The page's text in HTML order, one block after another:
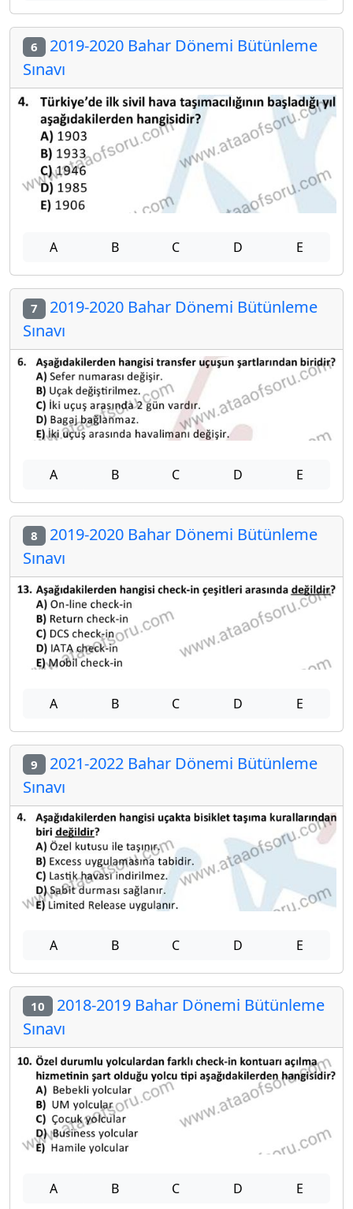
6 2019-2020 Bahar Dönemi Bütünleme
Sınavı
A B C D E
7 2019-2020 Bahar Dönemi Bütünleme
Sınavı
A B C D E
8 2019-2020 Bahar Dönemi Bütünleme
Sınavı
A B C D E
9 2021-2022 Bahar Dönemi Bütünleme
Sınavı
A B C D E
10 2018-2019 Bahar Dönemi Bütünleme
Sınavı
A B C D E